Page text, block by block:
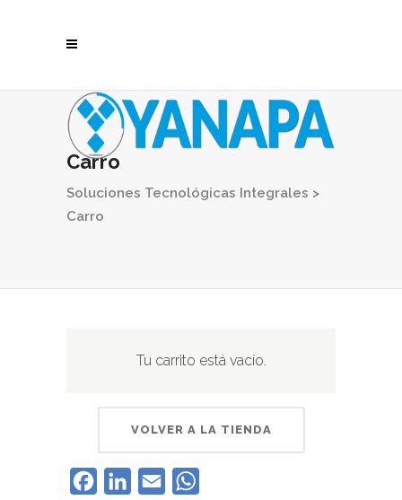
Carro
Soluciones Tecnológicas Integrales >
Carro
Tu carrito está vacío.
VOLVER A LA TIENDA
FacebookLinkedIn
Email